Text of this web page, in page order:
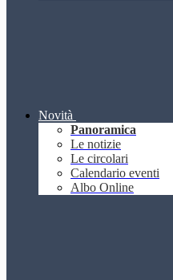
Novità
Panoramica
Le notizie
Le circolari
Calendario eventi
Albo Online